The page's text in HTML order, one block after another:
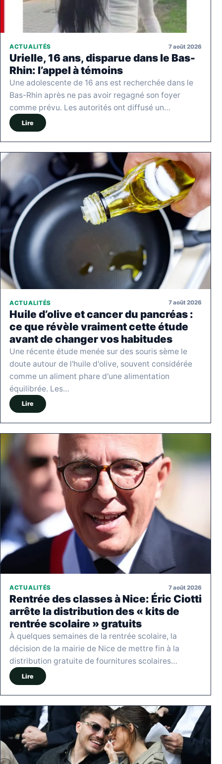
ACTUALITÉS 7 août 2026
Urielle, 16 ans, disparue dans le Bas-
Rhin: l’appel à témoins
Une adolescente de 16 ans est recherchée dans le
Bas-Rhin après ne pas avoir regagné son foyer
comme prévu. Les autorités ont diffusé un…
Lire
ACTUALITÉS 7 août 2026
Huile d’olive et cancer du pancréas :
ce que révèle vraiment cette étude
avant de changer vos habitudes
Une récente étude menée sur des souris sème le
doute autour de l'huile d'olive, souvent considérée
comme un aliment phare d'une alimentation
équilibrée. Les…
Lire
ACTUALITÉS 7 août 2026
Rentrée des classes à Nice: Éric Ciotti
arrête la distribution des « kits de
rentrée scolaire » gratuits
À quelques semaines de la rentrée scolaire, la
décision de la mairie de Nice de mettre fin à la
distribution gratuite de fournitures scolaires…
Lire